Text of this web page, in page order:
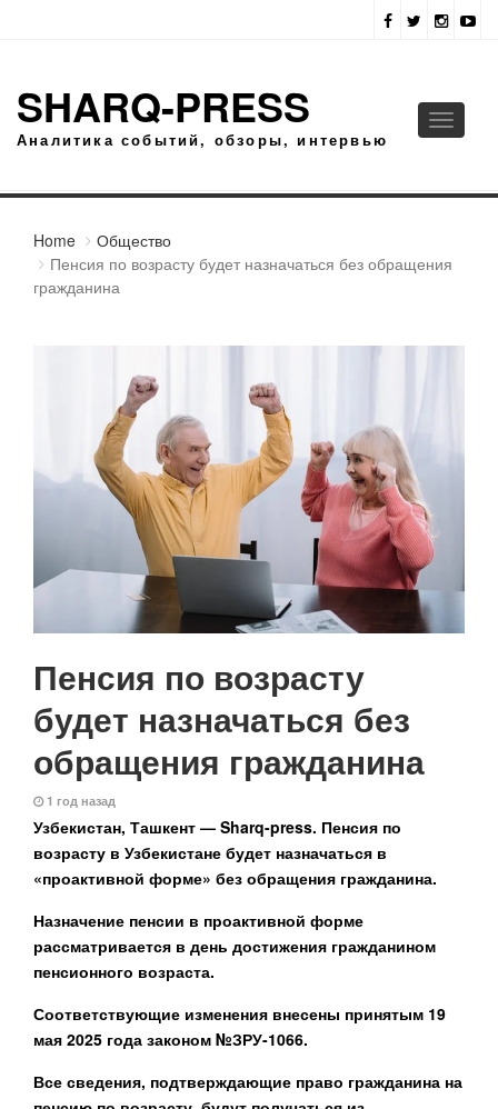
SHARQ-PRESS
Аналитика событий, обзоры, интервью
Toggle
Home
Общество
Пенсия по возрасту будет назначаться без обращения
гражданина
Пенсия по возрасту
будет назначаться без
обращения гражданина
1 год назад
Узбекистан, Ташкент — Sharq-press. Пенсия по
возрасту в Узбекистане будет назначаться в
«проактивной форме» без обращения гражданина.
Назначение пенсии в проактивной форме
рассматривается в день достижения гражданином
пенсионного возраста.
Соответствующие изменения внесены принятым 19
мая 2025 года законом №ЗРУ-1066.
Все сведения, подтверждающие право гражданина на